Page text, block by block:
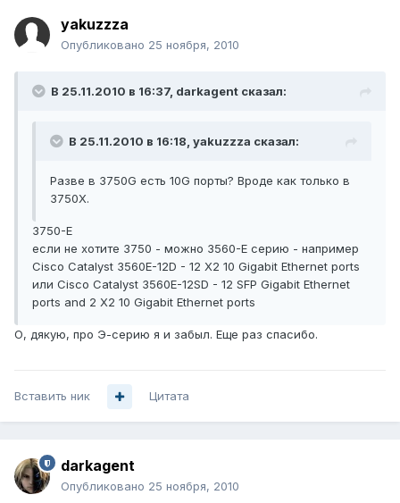
yakuzzza
Опубликовано 25 ноября, 2010
В 25.11.2010 в 16:37, darkagent сказал:
В 25.11.2010 в 16:18, yakuzzza сказал:
Разве в 3750G есть 10G порты? Вроде как только в
3750X.
3750-E
если не хотите 3750 - можно 3560-E серию - например
Cisco Catalyst 3560E-12D - 12 X2 10 Gigabit Ethernet ports
или Cisco Catalyst 3560E-12SD - 12 SFP Gigabit Ethernet
ports and 2 X2 10 Gigabit Ethernet ports
О, дякую, про Э-серию я и забыл. Еще раз спасибо.
Вставить ник Цитата
darkagent
Опубликовано 25 ноября, 2010